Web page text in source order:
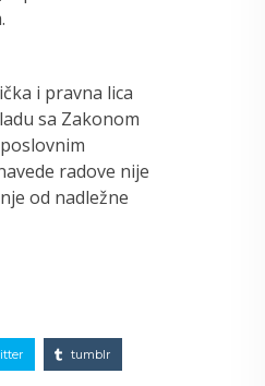
i pravna lica
sa Zakonom
radove nije
od nadležne
tumblr